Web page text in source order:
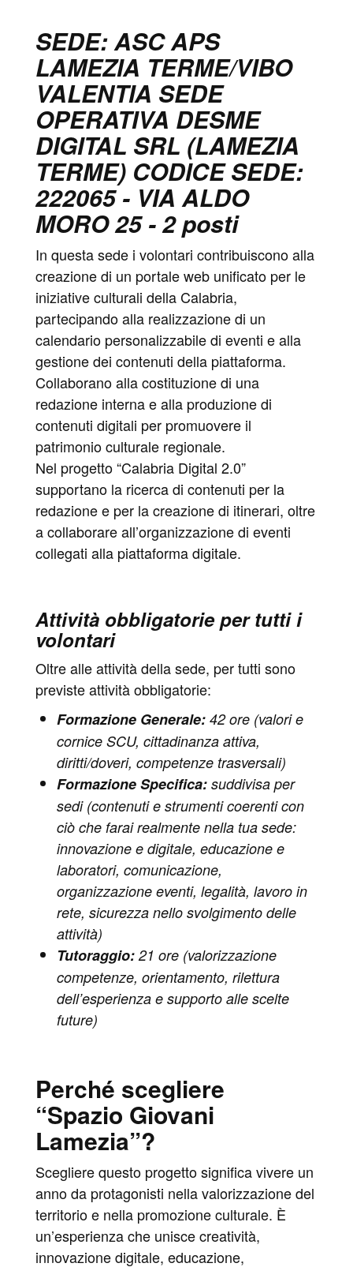
SEDE: ASC APS
LAMEZIA TERME/VIBO
VALENTIA SEDE
OPERATIVA DESME
DIGITAL SRL (LAMEZIA
TERME) CODICE SEDE:
222065 - VIA ALDO
MORO 25 - 2 posti
In questa sede i volontari contribuiscono alla
creazione di un portale web unificato per le
iniziative culturali della Calabria,
partecipando alla realizzazione di un
calendario personalizzabile di eventi e alla
gestione dei contenuti della piattaforma.
Collaborano alla costituzione di una
redazione interna e alla produzione di
contenuti digitali per promuovere il
patrimonio culturale regionale.
Nel progetto “Calabria Digital 2.0”
supportano la ricerca di contenuti per la
redazione e per la creazione di itinerari, oltre
a collaborare all’organizzazione di eventi
collegati alla piattaforma digitale.
Attività obbligatorie per tutti i
volontari
Oltre alle attività della sede, per tutti sono
previste attività obbligatorie:
Formazione Generale:42 ore (valori e
cornice SCU, cittadinanza attiva,
diritti/doveri, competenze trasversali)
Formazione Specifica: suddivisa per
sedi (contenuti e strumenti coerenti con
ciò che farai realmente nella tua sede:
innovazione e digitale, educazione e
laboratori, comunicazione,
organizzazione eventi, legalità, lavoro in
rete, sicurezza nello svolgimento delle
attività)
Tutoraggio:21 ore (valorizzazione
competenze, orientamento, rilettura
dell’esperienza e supporto alle scelte
future)
Perché scegliere
“Spazio Giovani
Lamezia”?
Scegliere questo progetto significa vivere un
anno da protagonisti nella valorizzazione del
territorio e nella promozione culturale. È
un’esperienza che unisce creatività,
innovazione digitale, educazione,